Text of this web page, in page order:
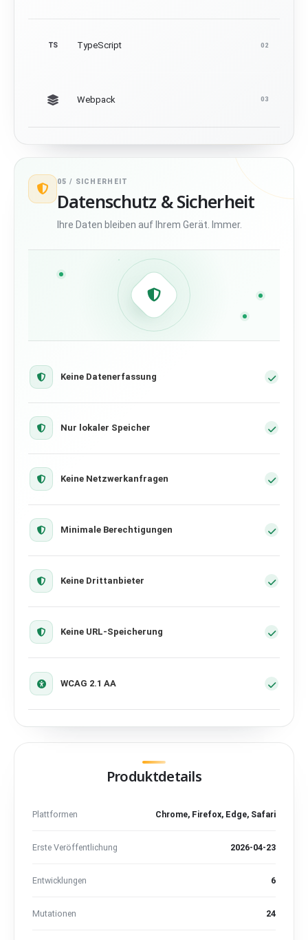
TS TypeScript 02
Webpack 03
05 / SICHERHEIT
Datenschutz & Sicherheit
Ihre Daten bleiben auf Ihrem Gerät. Immer.
Keine Datenerfassung
Nur lokaler Speicher
Keine Netzwerkanfragen
Minimale Berechtigungen
Keine Drittanbieter
Keine URL-Speicherung
WCAG 2.1 AA
Produktdetails
Plattformen Chrome, Firefox, Edge, Safari
Erste Veröffentlichung 2026-04-23
Entwicklungen 6
Mutationen 24